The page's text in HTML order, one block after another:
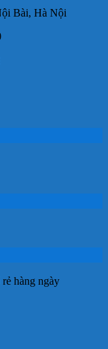
Bài, Hà Nội
hàng ngày